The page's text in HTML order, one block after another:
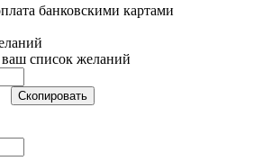
банковскими картами
список желаний
Cкопировать